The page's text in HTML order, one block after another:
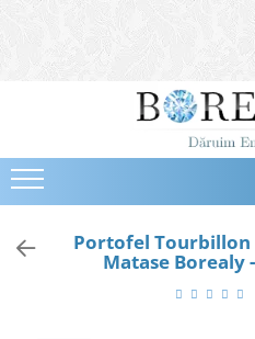
Bijuterii
Cercei
Bratari
Coliere
Portofel Tourbillon
Matase Borealy